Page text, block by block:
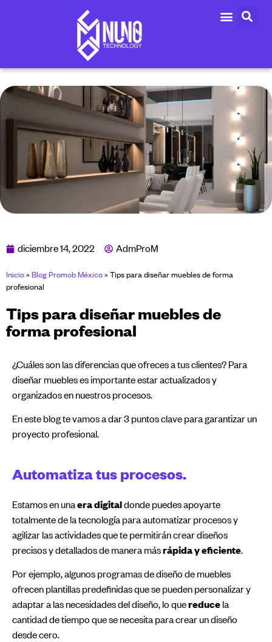
diciembre 14, 2022 AdmProM
Inicio» Blog Promob México» Tips para diseñar muebles de forma
profesional
Tips para diseñar muebles de
forma profesional
¿Cuáles son las diferencias que ofreces a tus clientes? Para
diseñar muebles es importante estar actualizados y
organizados en nuestros procesos.
En este blog te vamos a dar 3 puntos clave para garantizar un
proyecto profesional.
Automatiza tus procesos.
Estamos en una era digitaldonde puedes apoyarte
totalmente de la tecnología para automatizar procesos y
agilizar las actividades que te permitirán crear diseños
precisos y detallados de manera másrápida y eficiente.
Por ejemplo, algunos programas de diseño de muebles
ofrecen plantillas predefinidas que se pueden personalizar y
adaptar a las necesidades del diseño, lo quereduce la
cantidad de tiempo que se necesita para crear un diseño
desde cero.